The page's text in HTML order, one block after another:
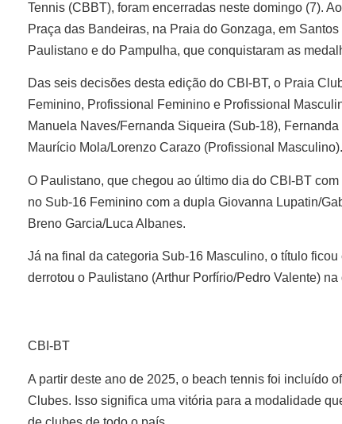
Tennis (CBBT), foram encerradas neste domingo (7).
Praça das Bandeiras, na Praia do Gonzaga, em
Paulistano e do Pampulha, que conquistaram as
Das seis decisões desta edição do CBI-BT, o Praia
Feminino, Profissional Feminino e Profissional
Manuela Naves/Fernanda Siqueira (Sub-18),
Maurício Mola/Lorenzo Carazo (Profissional Masculino).
O Paulistano, que chegou ao último dia do CBI-BT
no Sub-16 Feminino com a dupla Giovanna Lupatin/
Breno Garcia/Luca Albanes.
Já na final da categoria Sub-16 Masculino, o título
derrotou o Paulistano (Arthur Porfírio/Pedro Valente) na
CBI-BT
A partir deste ano de 2025, o beach tennis foi incluído
Clubes. Isso significa uma vitória para a modalidade